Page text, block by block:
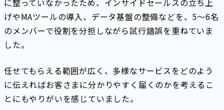
に整っていなかったため、インサイドセールスの立ち上
げやMAツールの導入、データ基盤の整備などを、5〜6名
のメンバーで役割を分担しながら試行錯誤を重ねていま
した。
任せてもらえる範囲が広く、多様なサービスをどのよう
に伝えればお客さまに分かりやすく届くのかを考えるこ
とにもやりがいを感じていました。